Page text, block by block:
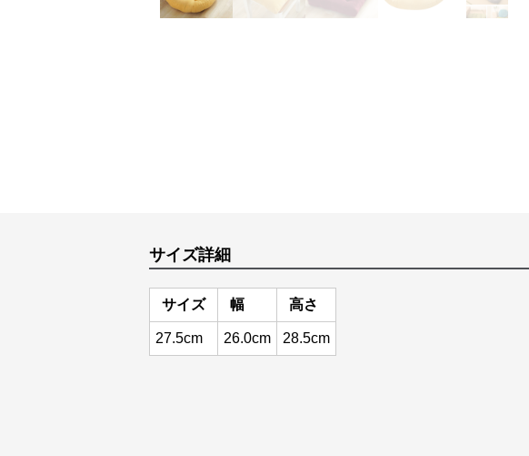
サイズ詳細
サイズ 幅 高さ
27.5cm 26.0cm 28.5cm